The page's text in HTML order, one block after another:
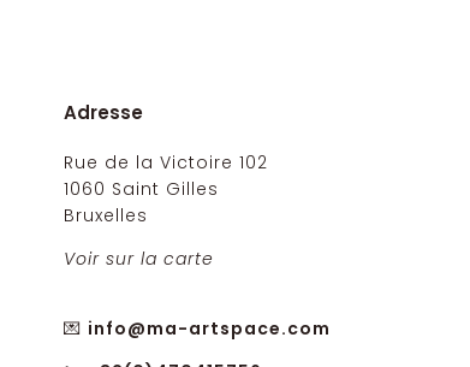
Adresse
Rue de la Victoire 102
1060 Saint Gilles
Bruxelles
Voir sur la carte
💌 info@ma-artspace.com